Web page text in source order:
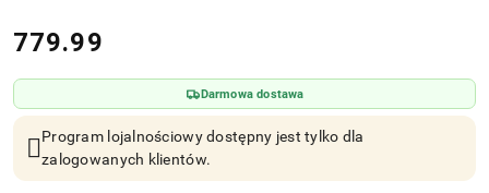
cena:
779.99
Darmowa dostawa
Program lojalnościowy dostępny jest tylko dla
zalogowanych klientów.